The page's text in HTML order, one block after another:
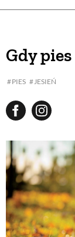
Gdy
PIES JESIEŃ